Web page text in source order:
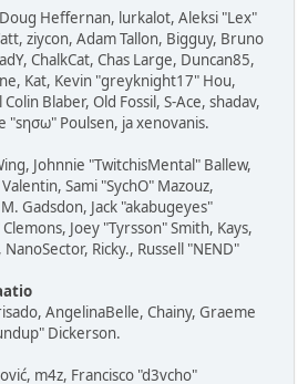
Heffernan, lurkalot, Aleksi "Lex"
ziycon, Adam Tallon, Bigguy, Bruno
ChalkCat, Chas Large, Duncan85,
Kat, Kevin "greyknight17" Hou,
Blaber, Old Fossil, S-Ace, shadav,
"sησω" Poulsen, ja xenovanis.
Johnnie "TwitchisMental" Ballew,
Sami "SychO" Mazouz,
Gadsdon, Jack "akabugeyes"
Joey "Tyrsson" Smith, Kays,
Ricky., Russell "NEND"
AngelinaBelle, Chainy, Graeme
Dickerson.
m4z, Francisco "d3vcho"